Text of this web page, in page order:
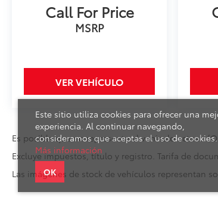
Call For Price
MSRP
VER VEHÍCULO
Es posible que no represente el vehiculo actual.
Excluye impuestos, título y registro. Tarifa de
Las imágenes de stock de vehículos representan
Este sitio utiliza cookies para ofrecer una
experiencia. Al continuar navegando,
consideramos que aceptas el uso de cookies.
Más información
OK